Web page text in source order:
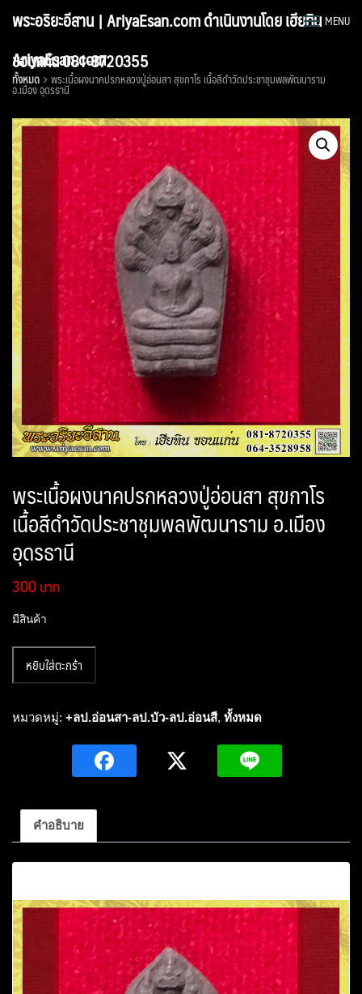
พระอริยะอีสาน | AriyaEsan.com ดำเนินงานโดย เฮียทิน
ขอนแก่น 081-8720355
MENU
AriyaEsan.com
ทั้งหมด พระเนื้อผงนาคปรกหลวงปู่อ่อนสา สุขกาโร เนื้อสีดำวัดประชาชุมพลพัฒนาราม
อ.เมือง อุดรธานี
พระเนื้อผงนาคปรกหลวงปู่อ่อนสา สุขกาโร
เนื้อสีดำวัดประชาชุมพลพัฒนาราม อ.เมือง
อุดรธานี
300
มีสินค้า
พระ
ผง
สา
เนื้อ
ดำ
วัด
ประชา
ชุมพล
พัฒนา
หยิบใส่ตะกร้า
หมวดหมู่: +ลป.อ่อนสา-ลป.บัว-ลป.อ่อนสี, ทั้งหมด
คำอธิบาย